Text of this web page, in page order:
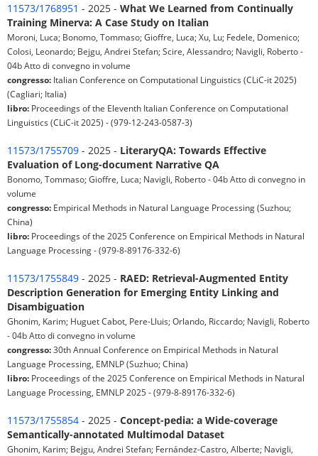
11573/1768951 - 2025 - What We Learned from Continually
Training Minerva: A Case Study on Italian
Moroni, Luca; Bonomo, Tommaso; Gioffre, Luca; Xu, Lu; Fedele, Domenico;
Colosi, Leonardo; Bejgu, Andrei Stefan; Scire, Alessandro; Navigli, Roberto -
04b Atto di convegno in volume
congresso: Italian Conference on Computational Linguistics (CLiC-it 2025)
(Cagliari; Italia)
libro: Proceedings of the Eleventh Italian Conference on Computational
Linguistics (CLiC-it 2025) - (979-12-243-0587-3)
11573/1755709 - 2025 - LiteraryQA: Towards Effective
Evaluation of Long-document Narrative QA
Bonomo, Tommaso; Gioffre, Luca; Navigli, Roberto - 04b Atto di convegno in
volume
congresso: Empirical Methods in Natural Language Processing (Suzhou;
China)
libro: Proceedings of the 2025 Conference on Empirical Methods in Natural
Language Processing - (979-8-89176-332-6)
11573/1755849 - 2025 - RAED: Retrieval-Augmented Entity
Description Generation for Emerging Entity Linking and
Disambiguation
Ghonim, Karim; Huguet Cabot, Pere-Lluis; Orlando, Riccardo; Navigli, Roberto
- 04b Atto di convegno in volume
congresso:30th Annual Conference on Empirical Methods in Natural
Language Processing, EMNLP (Suzhuo; China)
libro: Proceedings of the 2025 Conference on Empirical Methods in Natural
Language Processing, EMNLP 2025 - (979-8-89176-332-6)
11573/1755854 - 2025 - Concept-pedia: a Wide-coverage
Semantically-annotated Multimodal Dataset
Ghonim, Karim; Bejgu, Andrei Stefan; Fernández-Castro, Alberte; Navigli,